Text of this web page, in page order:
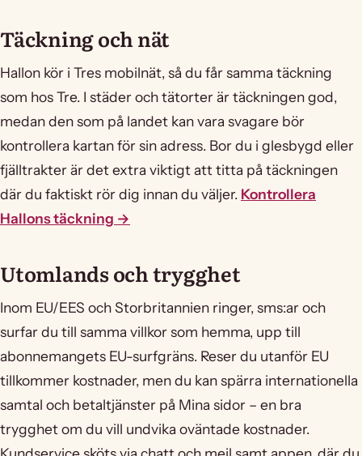
Täckning och nät
Hallon kör i Tres mobilnät, så du får samma täckning
som hos Tre. I städer och tätorter är täckningen god,
medan den som på landet kan vara svagare bör
kontrollera kartan för sin adress. Bor du i glesbygd eller
fjälltrakter är det extra viktigt att titta på täckningen
där du faktiskt rör dig innan du väljer. Kontrollera
Hallons täckning →
Utomlands och trygghet
Inom EU/EES och Storbritannien ringer, sms:ar och
surfar du till samma villkor som hemma, upp till
abonnemangets EU-surfgräns. Reser du utanför EU
tillkommer kostnader, men du kan spärra internationella
samtal och betaltjänster på Mina sidor – en bra
trygghet om du vill undvika oväntade kostnader.